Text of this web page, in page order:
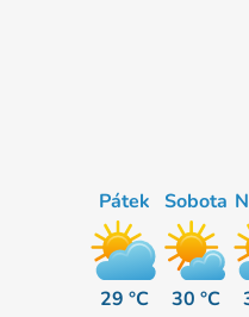
Pátek
29 °C
Sobota
30 °C